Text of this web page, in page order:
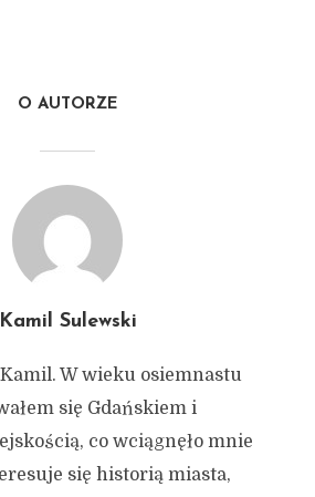
O AUTORZE
Kamil Sulewski
W wieku osiemnastu
się Gdańskiem i
co wciągnęło mnie
się historią miasta,